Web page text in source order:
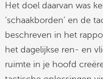
Het doel daarvan was
‘schaakborden’ en de
beschreven in het
het dagelijkse ren- en
ruimte in je hoofd